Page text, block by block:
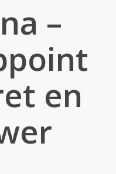
–
en